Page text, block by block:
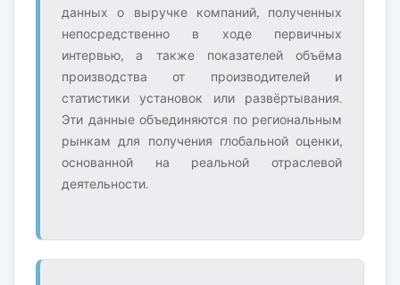
данных о выручке компаний, полученных
непосредственно в ходе первичных
интервью, а также показателей объёма
производства от производителей и
статистики установок или развёртывания.
Эти данные объединяются по региональным
рынкам для получения глобальной оценки,
основанной на реальной отраслевой
деятельности.